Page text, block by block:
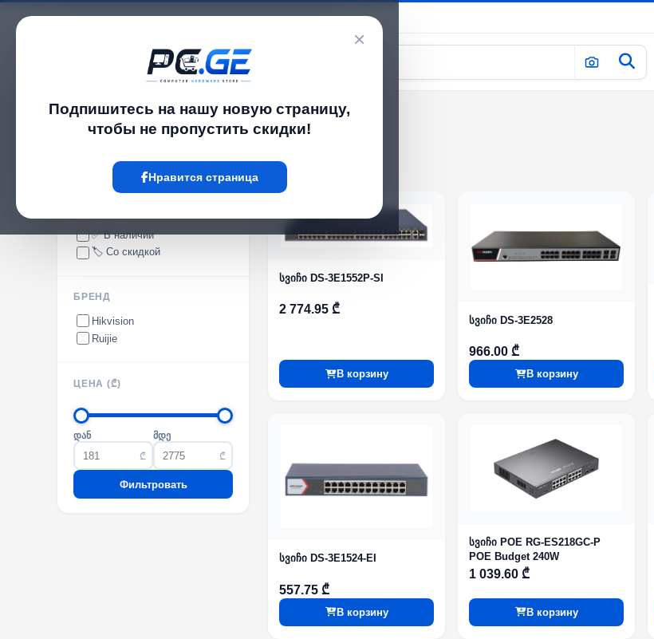
×
Подпишитесь на нашу новую страницу,
чтобы не пропустить скидки!
Нравится страница
Каталог
pc.ge/Управляемые
Управляемые
✅ В наличии
🏷️ Со скидкой
БРЕНД
Hikvision
Ruijie
ЦЕНА (₾)
დან
₾
მდე
₾
Фильтровать
სვიჩი DS-3E1552P-SI
2 774.95 ₾
В корзину
სვიჩი DS-3E2528
966.00 ₾
В корзину
სვიჩი DS-3E1524-EI
557.75 ₾
В корзину
სვიჩი POE RG-ES218GC-P
POE Budget 240W
1 039.60 ₾
В корзину